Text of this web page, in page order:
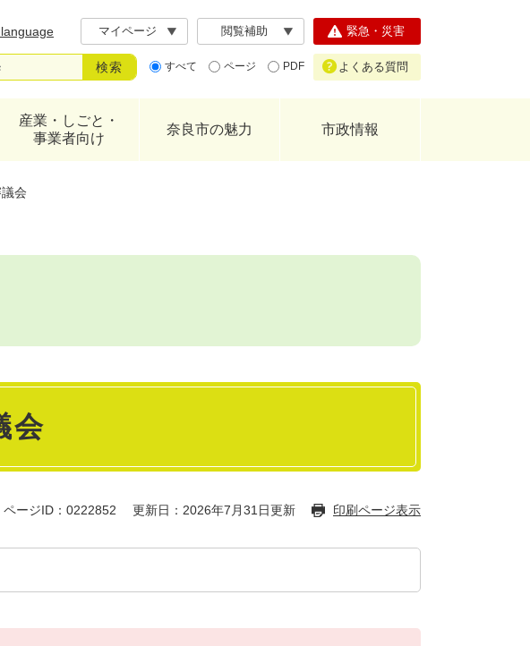
マイページ 閲覧補助
すべて ページ PDF
緊急・災害
よくある質問
産業・しごと・
事業者向け
奈良市の魅力 市政情報
会
会
ページID：0222852 更新日：2026年7月31日更新 印刷ページ表示